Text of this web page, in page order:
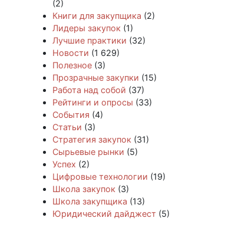
(2)
Книги для закупщика (2)
Лидеры закупок (1)
Лучшие практики (32)
Новости (1 629)
Полезное (3)
Прозрачные закупки (15)
Работа над собой (37)
Рейтинги и опросы (33)
События (4)
Статьи (3)
Стратегия закупок (31)
Сырьевые рынки (5)
Успех (2)
Цифровые технологии (19)
Школа закупок (3)
Школа закупщика (13)
Юридический дайджест (5)